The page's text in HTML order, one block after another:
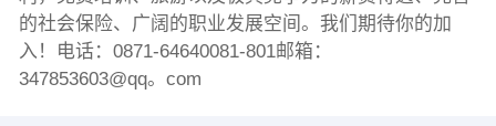
的社会保险、广阔的职业发展空间。我们期待你的加
入！电话：0871-64640081-801邮箱：
347853603@qq。com